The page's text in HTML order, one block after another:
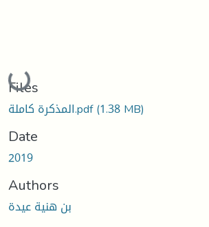
Loading...
Files
المذكرة كاملة.pdf(1.38 MB)
Date
2019
Authors
بن هنية عيدة